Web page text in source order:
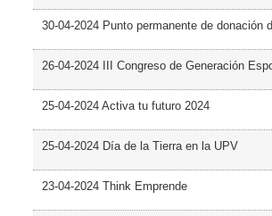
30-04-2024 Punto permanente de donación
26-04-2024 III Congreso de Generación
25-04-2024 Activa tu futuro 2024
25-04-2024 Día de la Tierra en la UPV
23-04-2024 Think Emprende